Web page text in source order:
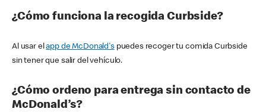
¿Cómo funciona la recogida Curbside?
Al usar elapp de McDonald'spuedes recoger tu comida Curbside
sin tener que salir del vehículo.
¿Cómo ordeno para entrega sin contacto de
McDonald’s?